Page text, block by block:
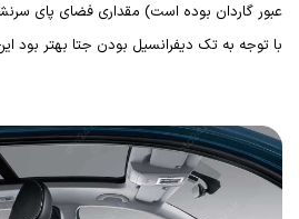
عبور گاردان بوده است) مقداری فضای پای
با توجه به تک دیفرانسیل بودن جتا بهتر